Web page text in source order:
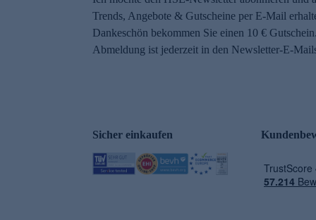
Trends, Angebote & Gutscheine per E-Mail
Dankeschön bekommen Sie einen 10 €
Abmeldung ist jederzeit in den Newsletter-E-
Sicher einkaufen